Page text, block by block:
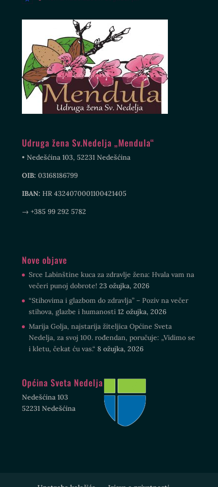
Udruga žena Sv.Nedelja „Mendula“
• Nedešćina 103, 52231 Nedešćina
OIB: 03168186799
IBAN: HR 4324070001100421405
→ +385 99 292 5782
Nove objave
Srce Labinštine kuca za zdravlje žena: Hvala vam na
večeri punoj dobrote! 23 ožujka, 2026
“Stihovima i glazbom do zdravlja” – Poziv na večer
stihova, glazbe i humanosti 12 ožujka, 2026
Marija Golja, najstarija žiteljica Općine Sveta
Nedelja, za svoj 100. rođendan, poručuje: „Vidimo se
i kletu, čekat ću vas.“ 8 ožujka, 2026
Općina Sveta Nedelja
Nedešćina 103
52231 Nedešćina